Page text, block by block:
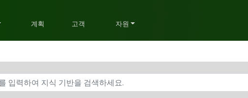
계획 고객 자원